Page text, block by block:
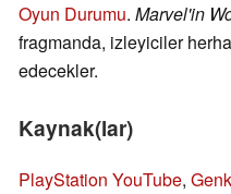
Oyun Durumu. Marvel'in
fragmanda, izleyiciler
edecekler.
Kaynak(lar)
PlayStation YouTube,